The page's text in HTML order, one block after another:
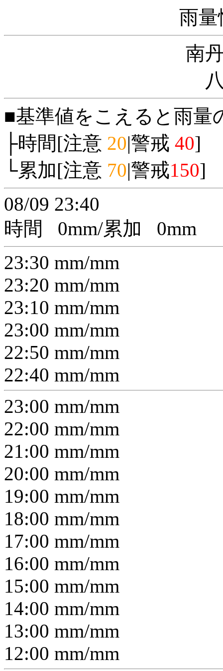
雨量
南
■基準値をこえると雨量
├時間[注意 20|警戒 40]
└累加[注意 70|警戒150]
08/09 23:40
時間
0mm/累加 0mm
23:30 mm/mm
23:20 mm/mm
23:10 mm/mm
23:00 mm/mm
22:50 mm/mm
22:40 mm/mm
23:00 mm/mm
22:00 mm/mm
21:00 mm/mm
20:00 mm/mm
19:00 mm/mm
18:00 mm/mm
17:00 mm/mm
16:00 mm/mm
15:00 mm/mm
14:00 mm/mm
13:00 mm/mm
12:00 mm/mm